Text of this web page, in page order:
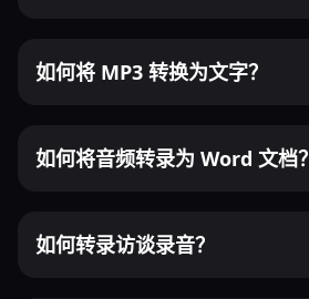
如何将 MP3 转换为文字？
如何将音频转录为 Word 文档？
如何转录访谈录音？